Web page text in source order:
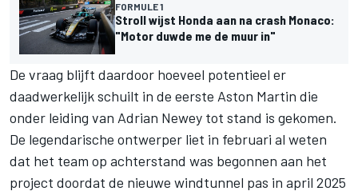
FORMULE 1
Stroll wijst Honda aan na crash Monaco:
"Motor duwde me de muur in"
De vraag blijft daardoor hoeveel potentieel er
daadwerkelijk schuilt in de eerste Aston Martin die
onder leiding van Adrian Newey tot stand is gekomen.
De legendarische ontwerper liet in februari al weten
dat het team op achterstand was begonnen aan het
project doordat de nieuwe windtunnel pas in april 2025